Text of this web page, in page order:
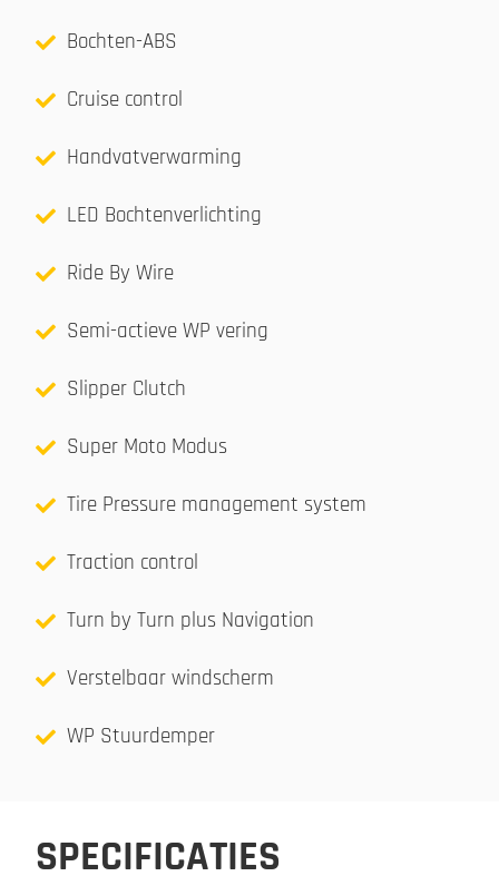
Bochten-ABS
Cruise control
Handvatverwarming
LED Bochtenverlichting
Ride By Wire
Semi-actieve WP vering
Slipper Clutch
Super Moto Modus
Tire Pressure management system
Traction control
Turn by Turn plus Navigation
Verstelbaar windscherm
WP Stuurdemper
SPECIFICATIES